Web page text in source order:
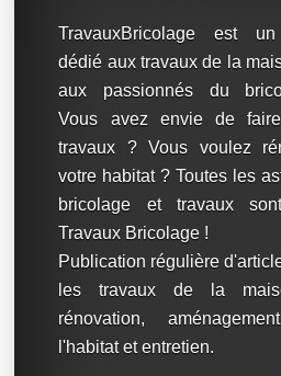
TravauxBricolage est
dédié aux travaux de la
aux passionnés du
Vous avez envie de
travaux ? Vous voulez
votre habitat ? Toutes les
bricolage et travaux
Travaux Bricolage !
Publication régulière
les travaux de la
rénovation,
l'habitat et entretien.